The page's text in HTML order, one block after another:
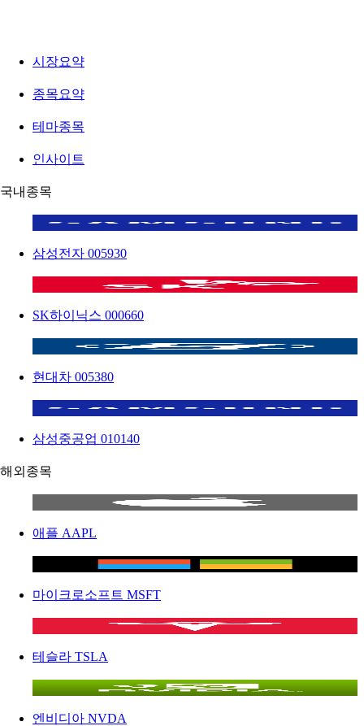
시장요약
종목요약
테마종목
인사이트
국내종목
삼성전자 005930
SK하이닉스 000660
현대차 005380
삼성중공업 010140
해외종목
애플 AAPL
마이크로소프트 MSFT
테슬라 TSLA
엔비디아 NVDA